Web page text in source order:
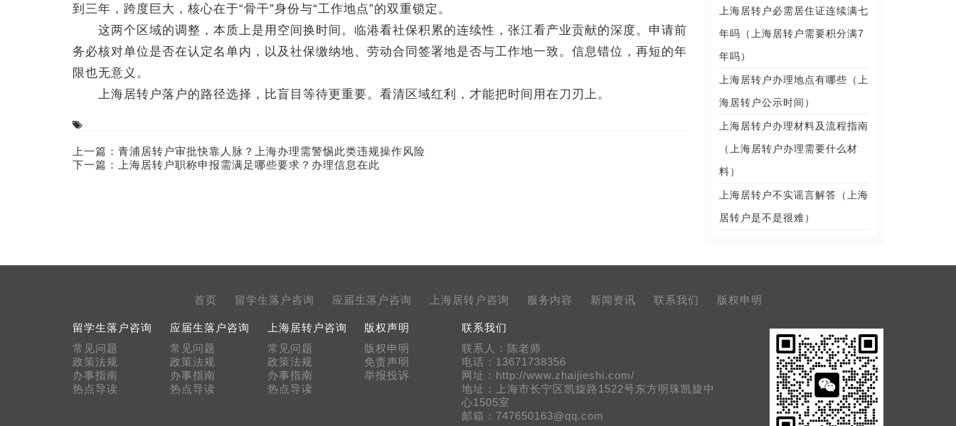
到三年，跨度巨大，核心在于“骨干”身份与“工作地点”的双重锁定。
这两个区域的调整，本质上是用空间换时间。临港看社保积累的连续性，张江看产业贡献的深度。申请前
务必核对单位是否在认定名单内，以及社保缴纳地、劳动合同签署地是否与工作地一致。信息错位，再短的年
限也无意义。
上海居转户落户的路径选择，比盲目等待更重要。看清区域红利，才能把时间用在刀刃上。
上一篇： 青浦居转户审批快靠人脉？上海办理需警惕此类违规操作风险
下一篇：
上海居转户职称申报需满足哪些要求？办理信息在此
上海居转户必需居住证连续满七
年吗（上海居转户需要积分满7
年吗）
上海居转户办理地点有哪些（上
海居转户公示时间）
上海居转户办理材料及流程指南
（上海居转户办理需要什么材
料）
上海居转户不实谣言解答（上海
居转户是不是很难）
首页 留学生落户咨询 应届生落户咨询 上海居转户咨询 服务内容 新闻资讯 联系我们 版权申明
留学生落户咨询
常见问题
政策法规
办事指南
热点导读
应届生落户咨询
常见问题
政策法规
办事指南
热点导读
上海居转户咨询
常见问题
政策法规
办事指南
热点导读
版权声明
版权申明
免责声明
举报投诉
联系我们
联系人：陈老师
电话：13671738356
网址：http://www.zhaijieshi.com/
地址：上海市长宁区凯旋路1522号东方明珠凯旋中
心1505室
邮箱：747650163@qq.com